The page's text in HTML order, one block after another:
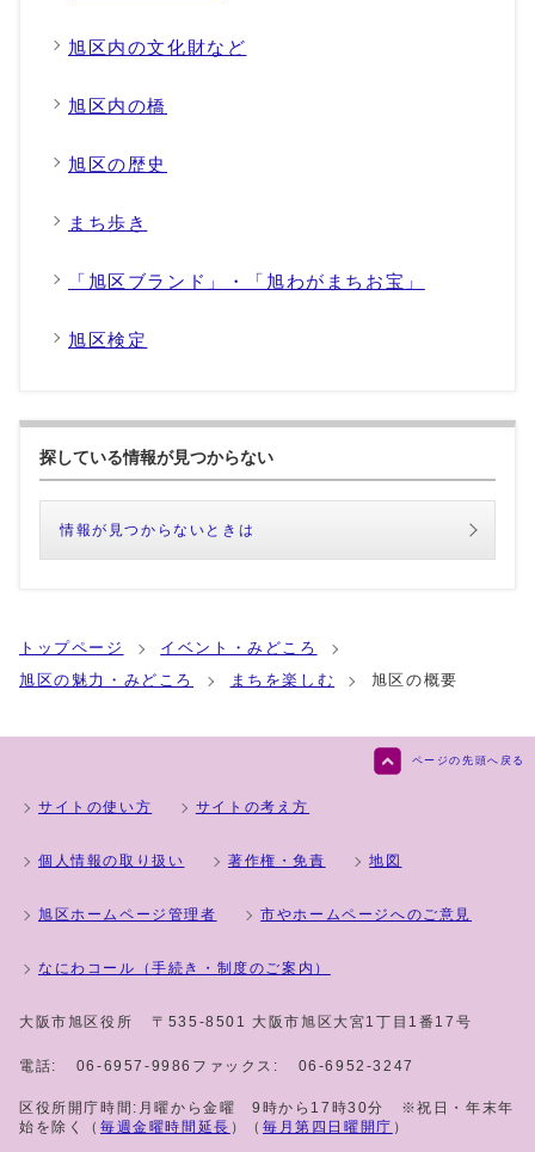
旭区内の文化財など
旭区内の橋
旭区の歴史
まち歩き
「旭区ブランド」・「旭わがまちお宝」
旭区検定
探している情報が見つからない
情報が見つからないときは
トップページ
イベント・みどころ
旭区の魅力・みどころ
まちを楽しむ 旭区の概要
ページの先頭へ戻る
サイトの使い方 サイトの考え方
個人情報の取り扱い 著作権・免責 地図
旭区ホームページ管理者 市やホームページへのご意見
なにわコール（手続き・制度のご案内）
大阪市旭区役所 〒535-8501 大阪市旭区大宮1丁目1番17号
電話: 06-6957-9986 ファックス: 06-6952-3247
区役所開庁時間:月曜から金曜 9時から17時30分 ※祝日・年末年
始を除く（ 毎週金曜時間延長 ）（毎月第四日曜開庁 ）